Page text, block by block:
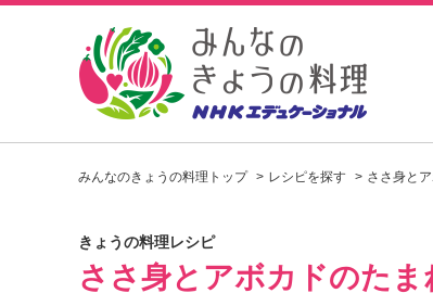
し
ピ
を
みんなのきょうの料理トップ レシピを探す ささ身と
きょうの料理レシピ
ささ身とアボカドのた